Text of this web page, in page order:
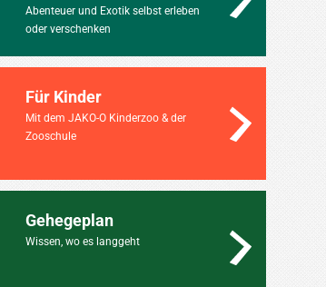
Abenteuer und Exotik selbst erleben
oder verschenken
Für Kinder
Mit dem JAKO-O Kinderzoo & der
Zooschule
Gehegeplan
Wissen, wo es langgeht